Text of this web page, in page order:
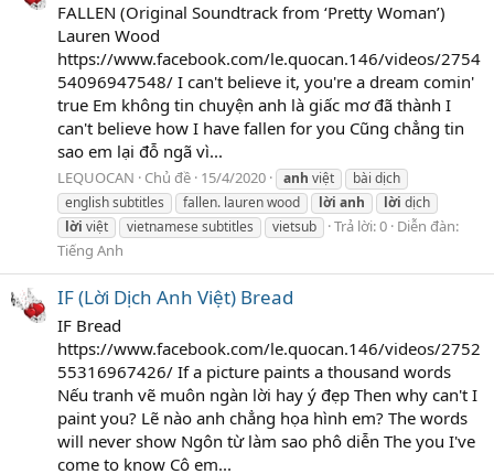
FALLEN (Original Soundtrack from ‘Pretty Woman’)
Lauren Wood
https://www.facebook.com/le.quocan.146/videos/2754
54096947548/ I can't believe it, you're a dream comin'
true Em không tin chuyện anh là giấc mơ đã thành I
can't believe how I have fallen for you Cũng chẳng tin
sao em lại đỗ ngã vì...
LEQUOCAN Chủ đề 15/4/2020 anh việt
bài dịch
english subtitles
fallen. lauren wood lời anh lời dịch
lời việt vietnamese subtitles vietsub Trả lời: 0 Diễn đàn:
Tiếng Anh
IF (Lời Dịch Anh Việt) Bread
IF Bread
https://www.facebook.com/le.quocan.146/videos/2752
55316967426/ If a picture paints a thousand words
Nếu tranh vẽ muôn ngàn lời hay ý đẹp Then why can't I
paint you? Lẽ nào anh chẳng họa hình em? The words
will never show Ngôn từ làm sao phô diễn The you I've
come to know Cô em...